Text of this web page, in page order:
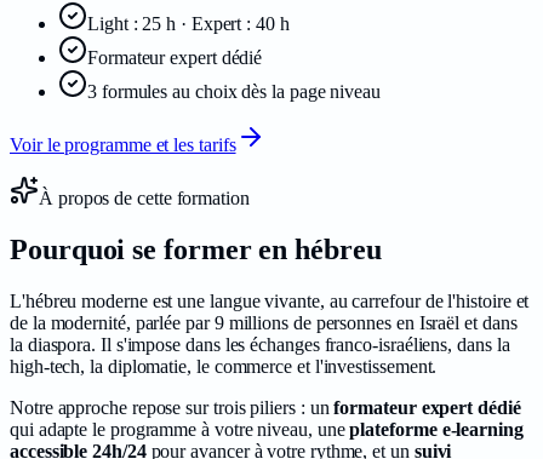
Light : 25 h · Expert : 40 h
Formateur expert dédié
3 formules au choix dès la page niveau
Voir le programme et les tarifs
À propos de cette formation
Pourquoi se former en hébreu
L'hébreu moderne est une langue vivante, au carrefour de l'histoire et
de la modernité, parlée par 9 millions de personnes en Israël et dans
la diaspora. Il s'impose dans les échanges franco-israéliens, dans la
high-tech, la diplomatie, le commerce et l'investissement.
Notre approche repose sur trois piliers : un formateur expert dédié
qui adapte le programme à votre niveau, uneplateforme e-learning
accessible 24h/24 pour avancer à votre rythme, et un suivi